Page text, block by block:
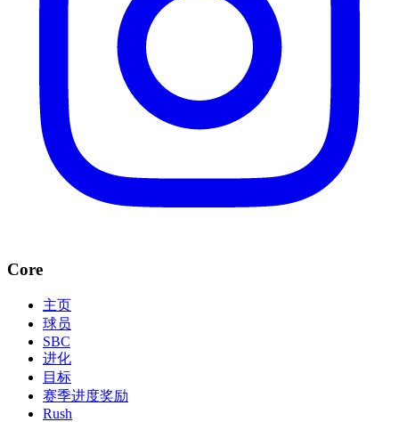
Core
主页
球员
SBC
进化
目标
赛季进度奖励
Rush